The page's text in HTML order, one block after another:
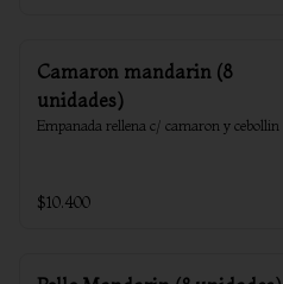
Camaron mandarin (8
unidades)
Empanada rellena c/ camaron y cebollin
$10.400